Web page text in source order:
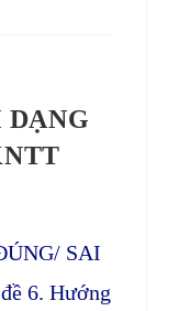
DẠNG
SAI
6. Hướng